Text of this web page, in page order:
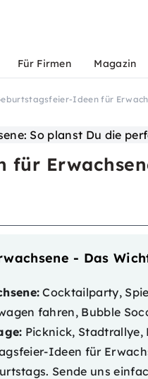
Ideen für
- Das
Cocktailparty,
fahren, Bubble
Picknick,
Ideen für
Sende uns
Für Firmen Magazin